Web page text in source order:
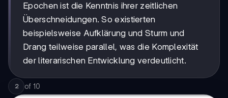
Epochen ist die Kenntnis ihrer zeitlichen
Überschneidungen. So existierten
beispielsweise Aufklärung und Sturm und
Drang teilweise parallel, was die Komplexität
der literarischen Entwicklung verdeutlicht.
2 of 10